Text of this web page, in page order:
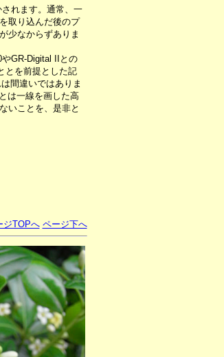
れます。通常、一
取り込んだ後のプ
少なからずありま
GR-Digital IIとの
とを前提とした記
間違いではありま
は一線を画した高
いことを、是非と
ジTOPへ ページ下へ